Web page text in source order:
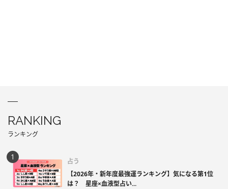
RANKING
ランキング
占う
【2026年・新年度最強運ランキング】気になる第1位
は？ 星座×血液型占い...